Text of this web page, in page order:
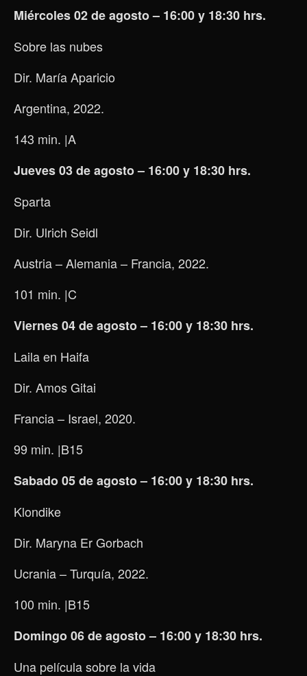
Miércoles 02 de agosto – 16:00 y 18:30 hrs.
Sobre las nubes
Dir. María Aparicio
Argentina, 2022.
143 min. |A
Jueves 03 de agosto – 16:00 y 18:30 hrs.
Sparta
Dir. Ulrich Seidl
Austria – Alemania – Francia, 2022.
101 min. |C
Viernes 04 de agosto – 16:00 y 18:30 hrs.
Laila en Haifa
Dir. Amos Gitai
Francia – Israel, 2020.
99 min. |B15
Sabado 05 de agosto – 16:00 y 18:30 hrs.
Klondike
Dir. Maryna Er Gorbach
Ucrania – Turquía, 2022.
100 min. |B15
Domingo 06 de agosto – 16:00 y 18:30 hrs.
Una película sobre la vida